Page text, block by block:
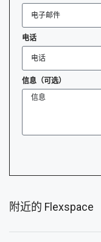
电话
信息（可选）
附近的 Flexspace